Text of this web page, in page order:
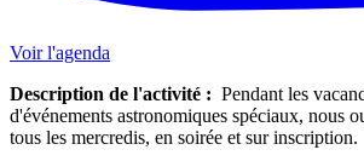
Voir l'agenda
Description de l'activité : Pendant les
d'événements astronomiques spéciaux, nous
tous les mercredis, en soirée et sur inscription.